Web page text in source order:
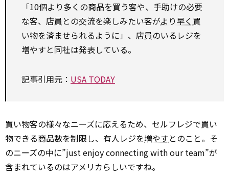
「10個より多くの商品を買う客や、手助けの必要
な客、店員との交流を楽しみたい客がより早く 買
い物を済ませられるように」、店員のいるレジを
増やすと同社は発表している。
記事引用元： USA TODAY
買い物客の様々なニーズに応えるため、セルフレジで買い
物できる商品数を制限し、有人レジを増やすとのこと。そ
のニーズの中に”just enjoy connecting with our team”が
含まれているのはアメリカらしいですね。